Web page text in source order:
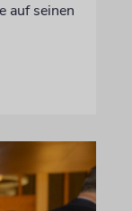
auf seinen